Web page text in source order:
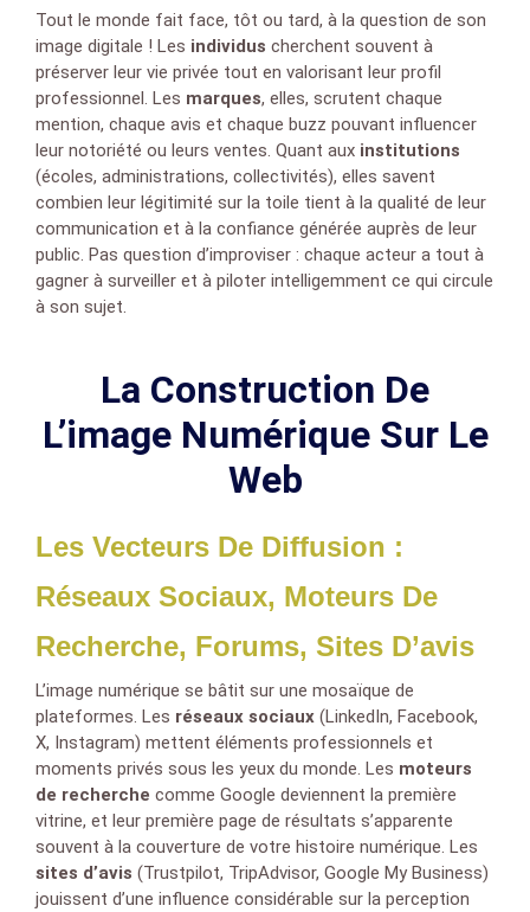
Tout le monde fait face, tôt ou tard, à la question de son
image digitale ! Les individus cherchent souvent à
préserver leur vie privée tout en valorisant leur profil
professionnel. Les marques, elles, scrutent chaque
mention, chaque avis et chaque buzz pouvant influencer
leur notoriété ou leurs ventes. Quant aux institutions
(écoles, administrations, collectivités), elles savent
combien leur légitimité sur la toile tient à la qualité de leur
communication et à la confiance générée auprès de leur
public. Pas question d’improviser : chaque acteur a tout à
gagner à surveiller et à piloter intelligemment ce qui circule
à son sujet.
La Construction De
L’image Numérique Sur Le
Web
Les Vecteurs De Diffusion :
Réseaux Sociaux, Moteurs De
Recherche, Forums, Sites D’avis
L’image numérique se bâtit sur une mosaïque de
plateformes. Les réseaux sociaux (LinkedIn, Facebook,
X, Instagram) mettent éléments professionnels et
moments privés sous les yeux du monde. Les moteurs
de recherche comme Google deviennent la première
vitrine, et leur première page de résultats s’apparente
souvent à la couverture de votre histoire numérique. Les
sites d’avis (Trustpilot, TripAdvisor, Google My Business)
jouissent d’une influence considérable sur la perception